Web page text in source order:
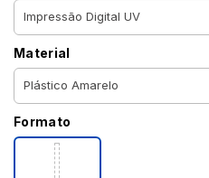
Material
Formato